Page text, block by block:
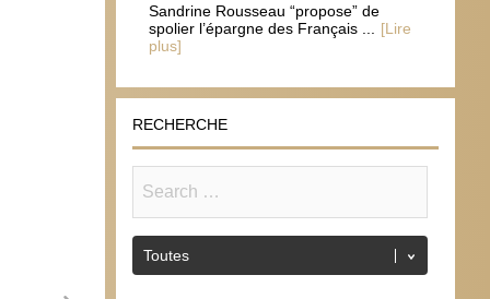
Sandrine Rousseau “propose” de
spolier l’épargne des Français ...
[Lire
plus]
RECHERCHE